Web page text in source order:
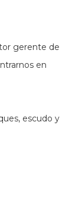
gerente de
en
escudo y